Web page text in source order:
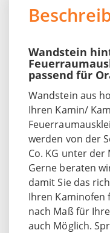
Wandstein
passend für
Wandstein aus
Ihren Kamin/
werden von der
Co. KG unter
Gerne beraten
damit Sie das
Ihren Kaminofen
nach Maß für
auch Möglich.